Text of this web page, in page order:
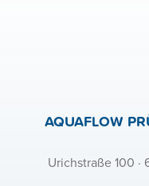
AQUAFLOW
Urichstraße 100 ·